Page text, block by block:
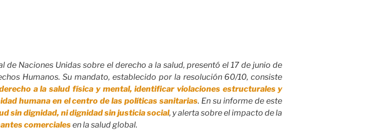
de Naciones Unidas sobre el derecho a la salud, presentó el 17 de junio de
Humanos. Su mandato, establecido por la resolución 60/10, consiste
a la salud física y mental, identificar violaciones estructurales y
humana en el centro de las políticas sanitarias. En su informe de este
sin dignidad, ni dignidad sin justicia social, y alerta sobre el impacto de la
comerciales en la salud global.